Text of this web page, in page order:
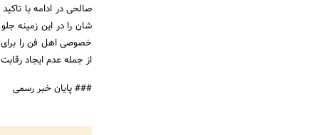
صالحی در ادامه با
شان را در این زمینه
خصوصی اهل فن را برای
از جمله عدم ایجاد
### پایان خبر رسمی